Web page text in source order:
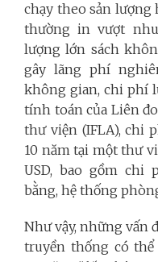
chạy theo sản lượng
thường in vượt
lượng lớn sách
gây lãng phí
không gian, chi phí
tính toán của Liên
thư viện (IFLA), chi
10 năm tại một thư
USD, bao gồm chi
bằng, hệ thống
Như vậy, những vấn
truyền thống có